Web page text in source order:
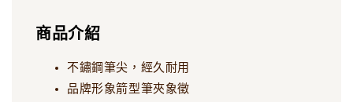
商品介紹
不鏽鋼筆尖，經久耐用
品牌形象箭型筆夾象徵